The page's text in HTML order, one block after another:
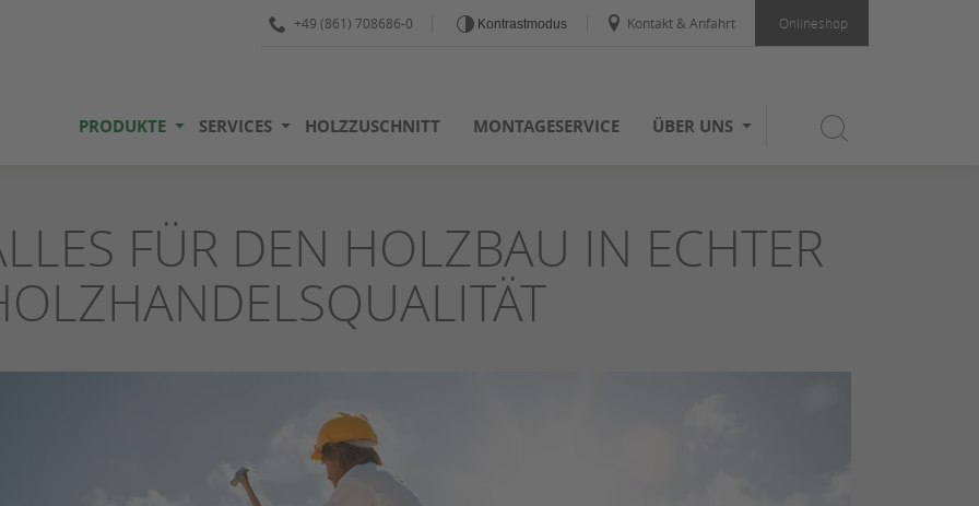
+49 (861) 708686-0 Kontrastmodus Kontakt & Anfahrt Onlineshop
PRODUKTE SERVICES HOLZZUSCHNITT MONTAGESERVICE ÜBER UNS
FÜR DEN HOLZBAU IN ECHTER